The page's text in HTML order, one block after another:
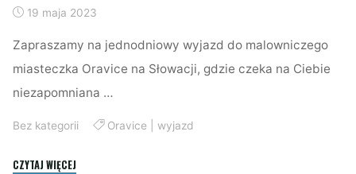
19 maja 2023
Zapraszamy na jednodniowy wyjazd do malowniczego
miasteczka Oravice na Słowacji, gdzie czeka na Ciebie
niezapomniana …
Bez kategorii Oravice wyjazd
CZYTAJ WIĘCEJ